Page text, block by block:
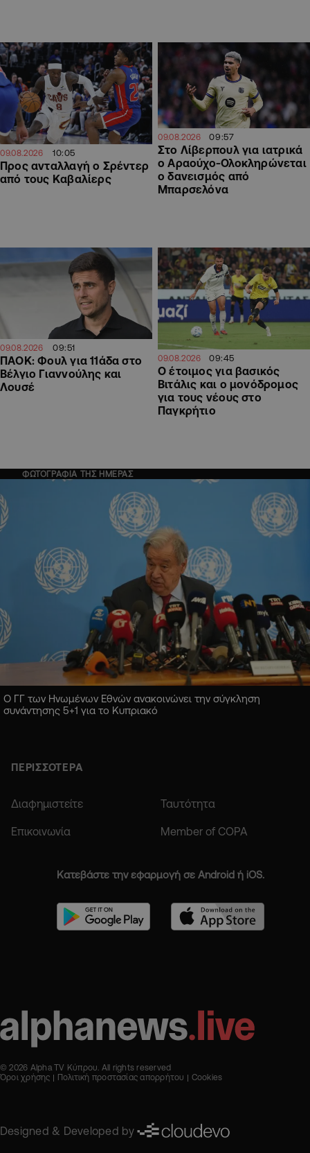
09.08.2026 10:05
Προς ανταλλαγή ο Σρέντερ
από τους Καβαλίερς
09.08.2026 09:57
Στο Λίβερπουλ για ιατρικά
ο Αραούχο-Ολοκληρώνεται
ο δανεισμός από
Μπαρσελόνα
09.08.2026 09:51
ΠΑΟΚ: Φουλ για 11άδα στο
Βέλγιο Γιαννούλης και
Λουσέ
09.08.2026 09:45
Ο έτοιμος για βασικός
Βιτάλις και ο μονόδρομος
για τους νέους στο
Παγκρήτιο
ΦΩΤΟΓΡΑΦΙΑ ΤΗΣ ΗΜΕΡΑΣ
Ο ΓΓ των Ηνωμένων Εθνών ανακοινώνει την σύγκληση
συνάντησης 5+1 για το Κυπριακό
ΠΕΡΙΣΣΟΤΕΡΑ
Διαφημιστείτε Ταυτότητα
Επικοινωνία Member of COPA
Κατεβάστε την εφαρμογή σε Android ή iOS.
© 2026 Alpha TV Κύπρου. All rights reserved
Όροι χρήσης
Πολιτική προστασίας απορρήτου Cookies
Designed & Developed by